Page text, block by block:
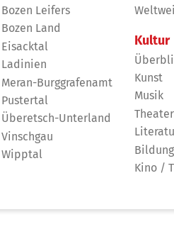
Bozen Leifers
Bozen Land
Eisacktal
Ladinien
Meran-Burggrafenamt
Pustertal
Überetsch-Unterland
Vinschgau
Wipptal
Kultur
Kunst
Musik
Theater
Bildung
Kino /